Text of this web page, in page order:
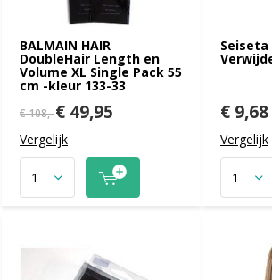
BALMAIN HAIR
DoubleHair Length en
Volume XL Single Pack 55
cm -kleur 133-33
€ 108,-€ 49,95
Vergelijk
Seiseta
€ 9,68
Vergelijk